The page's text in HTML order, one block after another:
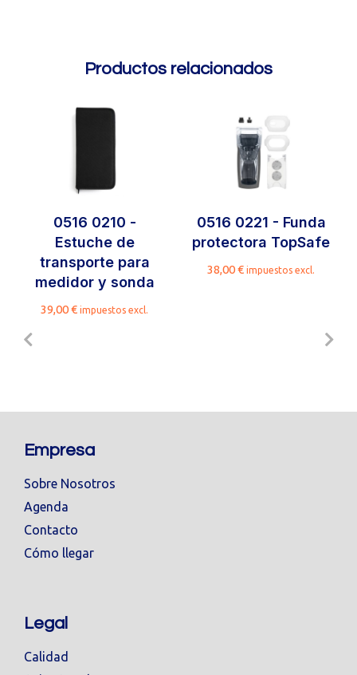
Productos relacionados
0516 0210 -
Estuche de
transporte para
medidor y sonda
39,00€ impuestos excl.
0516 0221 - Funda
protectora TopSafe
38,00€ impuestos excl.
Empresa
Sobre Nosotros
Agenda
Contacto
Cómo llegar
Legal
Calidad